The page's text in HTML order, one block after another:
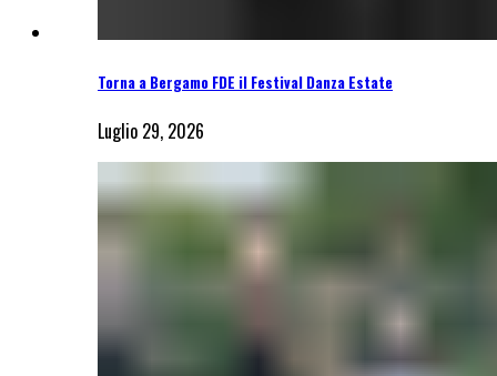
Torna a Bergamo FDE il Festival Danza Estate
Luglio 29, 2026